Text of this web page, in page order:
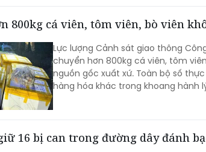
800kg cá viên, tôm viên, bò viên
Lực lượng Cảnh sát giao thông
chuyển hơn 800kg cá viên, tôm
nguồn gốc xuất xứ. Toàn bộ số
hàng hóa khác trong khoang hành
16 bị can trong đường dây đánh